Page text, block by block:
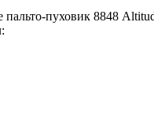
пальто-пуховик 8848